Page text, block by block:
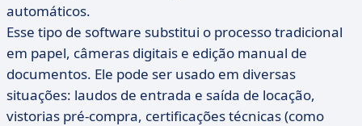
automáticos.
Esse tipo de software substitui o processo tradicional
em papel, câmeras digitais e edição manual de
documentos. Ele pode ser usado em diversas
situações: laudos de entrada e saída de locação,
vistorias pré-compra, certificações técnicas (como